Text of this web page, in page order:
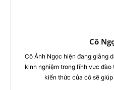
Cô
Cô Ánh Ngọc hiện đang giảng
kinh nghiệm trong lĩnh vực
kiến thức của cô sẽ